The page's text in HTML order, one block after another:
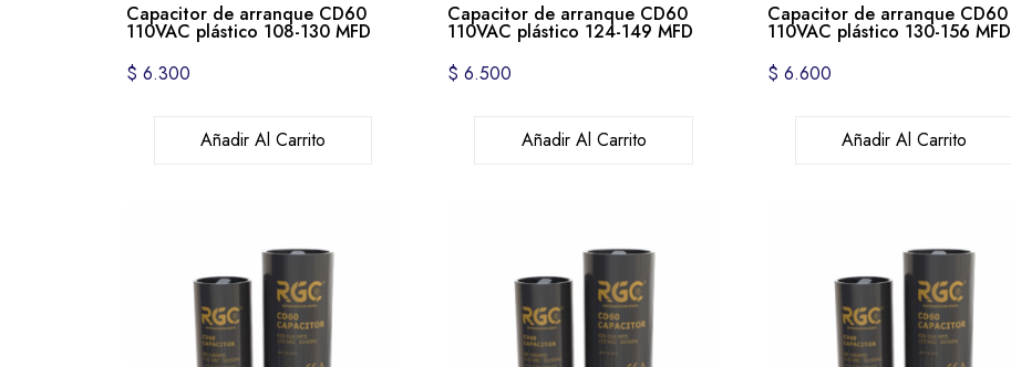
Capacitor de arranque CD60
110VAC plástico 108-130 MFD
$ 6.300
Añadir Al Carrito
Capacitor de arranque CD60
110VAC plástico 124-149 MFD
$ 6.500
Añadir Al Carrito
Capacitor de arranque CD60
110VAC plástico 130-156 MFD
$ 6.600
Añadir Al Carrito